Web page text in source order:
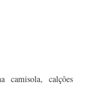
camisola, calções